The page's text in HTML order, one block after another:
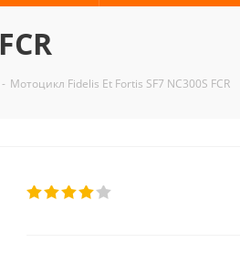
- Мотоцикл Fidelis Et Fortis SF7 NC300S FCR